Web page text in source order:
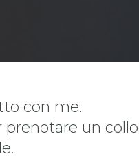
con me.
un